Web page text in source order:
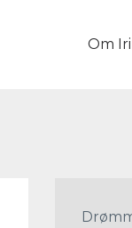
Om